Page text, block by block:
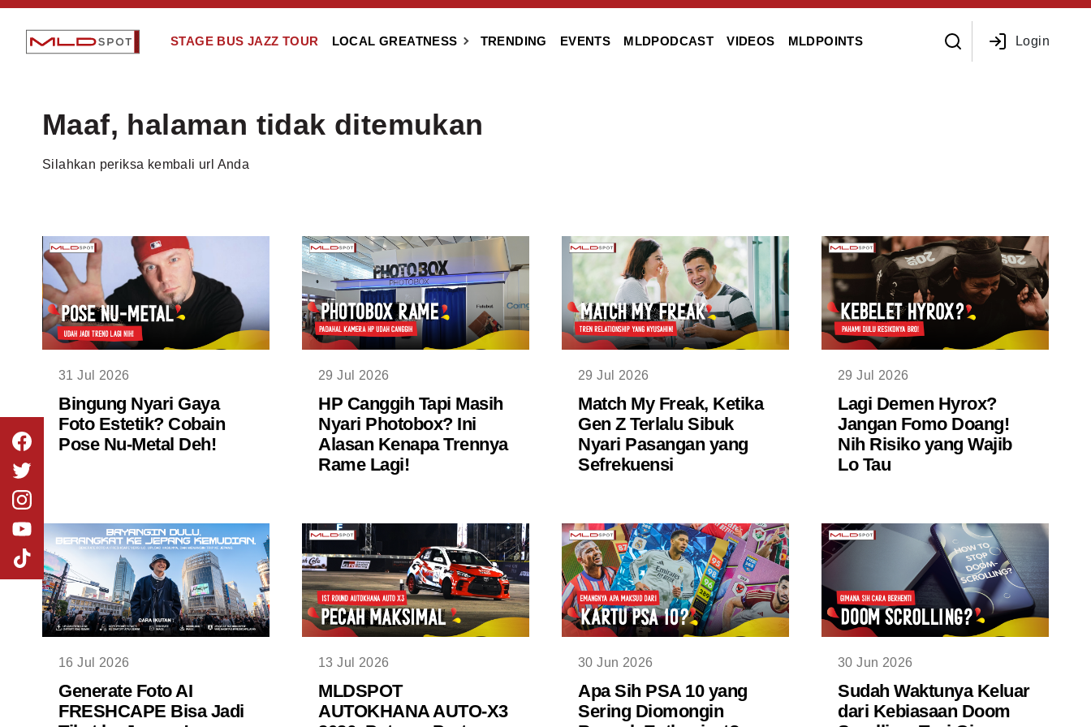
STAGE BUS JAZZ TOUR LOCAL GREATNESS TRENDING EVENTS MLDPODCAST VIDEOS MLDPOINTS Login
Maaf, halaman tidak ditemukan
Silahkan periksa kembali url Anda
31 Jul 2026
Bingung Nyari Gaya
Foto Estetik? Cobain
Pose Nu-Metal Deh!
29 Jul 2026
HP Canggih Tapi Masih
Nyari Photobox? Ini
Alasan Kenapa Trennya
Rame Lagi!
29 Jul 2026
Match My Freak, Ketika
Gen Z Terlalu Sibuk
Nyari Pasangan yang
Sefrekuensi
29 Jul 2026
Lagi Demen Hyrox?
Jangan Fomo Doang!
Nih Risiko yang Wajib
Lo Tau
16 Jul 2026
Generate Foto AI
FRESHCAPE Bisa Jadi
13 Jul 2026
MLDSPOT
AUTOKHANA AUTO-X3
30 Jun 2026
Apa Sih PSA 10 yang
Sering Diomongin
30 Jun 2026
Sudah Waktunya Keluar
dari Kebiasaan Doom